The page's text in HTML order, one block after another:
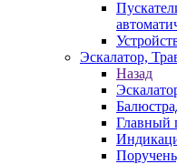
Эскалатор,
Назад
Главный